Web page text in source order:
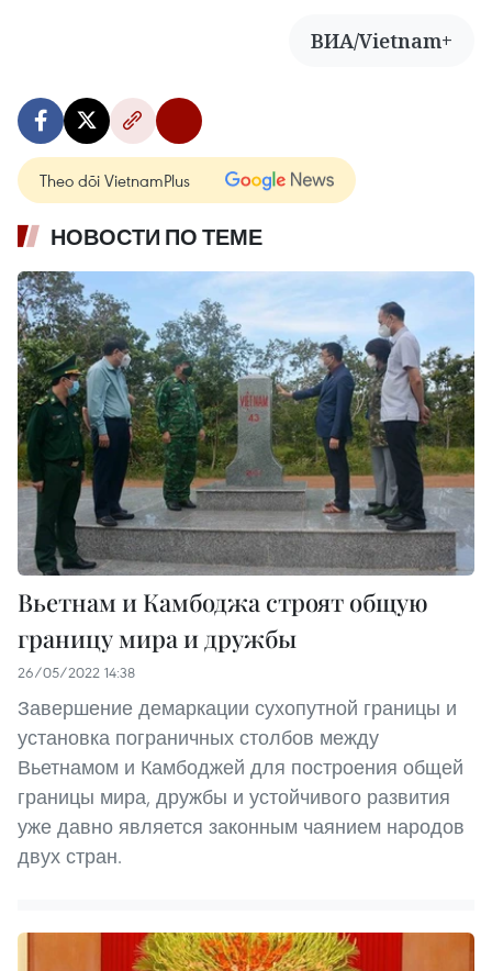
ВИА/Vietnam+
Theo dõi VietnamPlus
НОВОСТИ ПО ТЕМЕ
Вьетнам и Камбоджа строят общую
границу мира и дружбы
26/05/2022 14:38
Завершение демаркации сухопутной границы и
установка пограничных столбов между
Вьетнамом и Камбоджей для построения общей
границы мира, дружбы и устойчивого развития
уже давно является законным чаянием народов
двух стран.